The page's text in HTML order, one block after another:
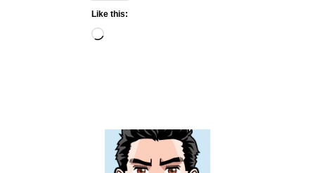
Like this:
Loading…